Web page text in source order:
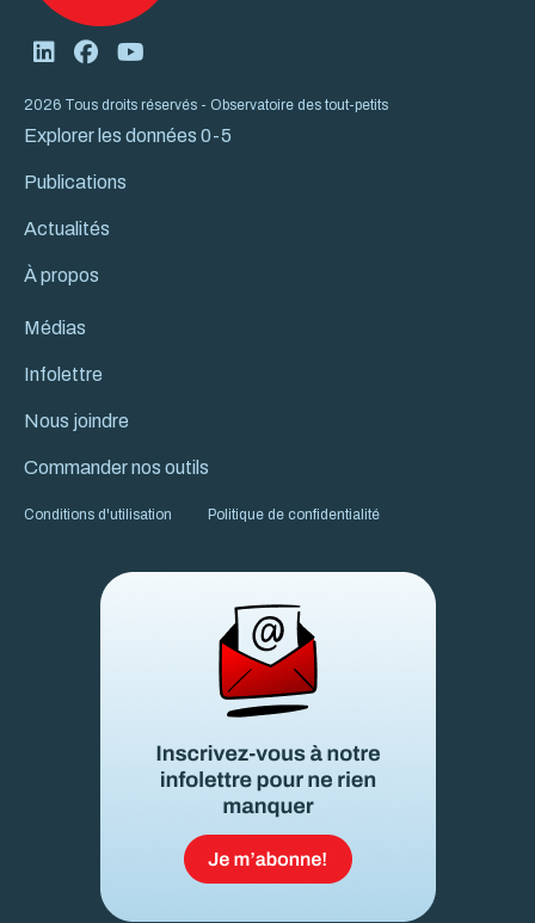
2026 Tous droits réservés - Observatoire des tout-petits
Explorer les données 0-5
Publications
Actualités
À propos
Médias
Infolettre
Nous joindre
Commander nos outils
Conditions d'utilisation Politique de confidentialité